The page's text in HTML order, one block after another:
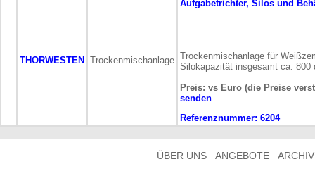
THORWESTEN Trockenmischanlage
Aufgabetrichter, Silos und
Trockenmischanlage für
Silokapazität insgesamt ca. 800
Preis: vs Euro (die Preise
senden
Referenznummer: 6204
ÜBER UNS ANGEBOTE ARCHIV